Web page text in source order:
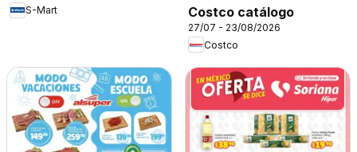
S-Mart
Costco catálogo
27/07 - 23/08/2026
Costco